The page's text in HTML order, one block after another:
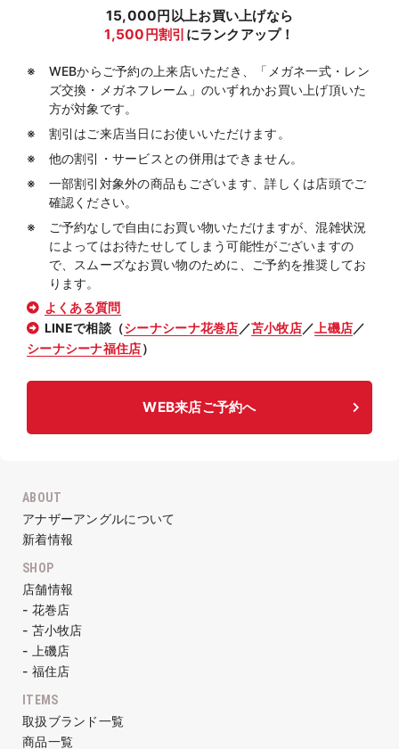
15,000円以上お買い上げなら
1,500円割引 にランクアップ！
WEBからご予約の上来店いただき、「メガネ一式・レン
ズ交換・メガネフレーム」のいずれかお買い上げ頂いた
方が対象です。
割引はご来店当日にお使いいただけます。
他の割引・サービスとの併用はできません。
一部割引対象外の商品もございます、詳しくは店頭でご
確認ください。
ご予約なしで自由にお買い物いただけますが、混雑状況
によってはお待たせしてしまう可能性がございますの
で、スムーズなお買い物のために、ご予約を推奨してお
ります。
よくある質問
LINEで相談（シーナシーナ花巻店 ／苫小牧店／ 上磯店／
シーナシーナ福住店）
WEB来店ご予約へ
ABOUT
アナザーアングルについて
新着情報
SHOP
店舗情報
- 花巻店
- 苫小牧店
- 上磯店
- 福住店
ITEMS
取扱ブランド一覧
商品一覧